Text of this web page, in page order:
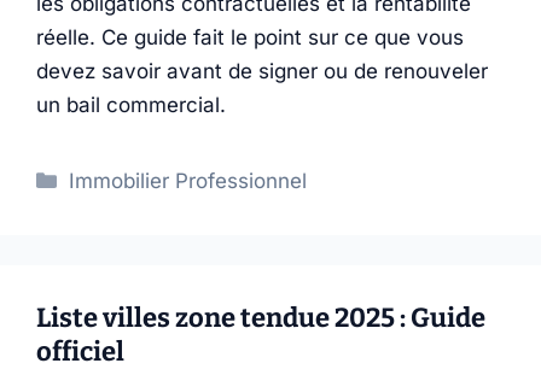
réelle. Ce guide fait le point sur ce que vous
devez savoir avant de signer ou de renouveler
un bail commercial.
Catégories
Immobilier Professionnel
Liste villes zone tendue 2025 : Guide
officiel